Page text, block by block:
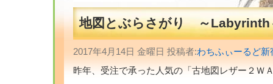
地図とぶらさがり ～Labyrinth
2017年4月14日 金曜日 投稿者:わちふぃーるど
昨年、受注で承った人気の「古地図レザー２Ｗ